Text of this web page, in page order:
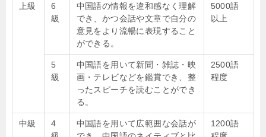
上級
6
級
中国語の情報を違和感なく理解
でき、かつ会話や文章で自分の
意見をより流暢に表現すること
ができる。
5000語
以上
5
級
中国語を用いて新聞・雑誌・映
画・テレビなどを鑑賞でき、整
ったスピーチを読むことができ
る。
2500語
程度
中級
4
中国語を用いて広範囲な会話が
1200語